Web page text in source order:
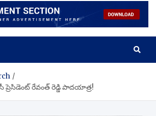
రేవంత్ రెడ్డి పాదయాత్ర!